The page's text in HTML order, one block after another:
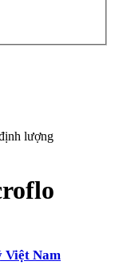
lượng
Việt Nam